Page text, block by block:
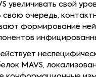
свой
очередь,
формирование
MAVS,